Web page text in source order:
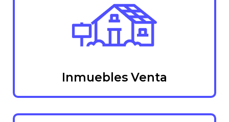
Inmuebles Venta